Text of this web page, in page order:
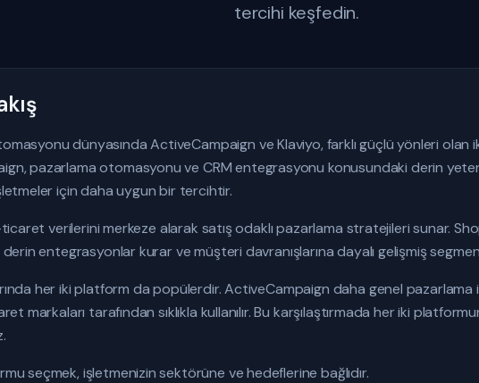
tercihi keşfedin.
dünyasında ActiveCampaign ve Klaviyo, farklı güçlü yönleri olan
pazarlama otomasyonu ve CRM entegrasyonu konusundaki derin
için daha uygun bir tercihtir.
verilerini merkeze alarak satış odaklı pazarlama stratejileri sunar.
entegrasyonlar kurar ve müşteri davranışlarına dayalı gelişmiş
her iki platform da popülerdir. ActiveCampaign daha genel pazarlama
markaları tarafından sıklıkla kullanılır. Bu karşılaştırmada her iki
seçmek, işletmenizin sektörüne ve hedeflerine bağlıdır.